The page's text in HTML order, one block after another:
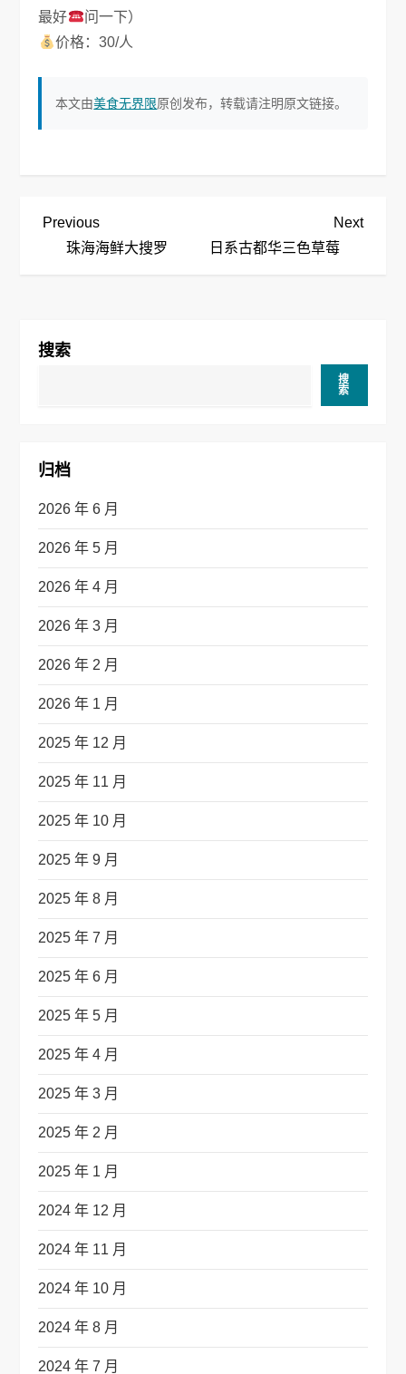
最好
问一下）
价格：30/人
本文由美食无界限原创发布，转载请注明原文链接。
文
航
Previous
Post
Previous
珠海海鲜大搜罗
Next
Next
日系古都华三色草莓
搜索
搜
索
归档
2026 年 6 月
2026 年 5 月
2026 年 4 月
2026 年 3 月
2026 年 2 月
2026 年 1 月
2025 年 12 月
2025 年 11 月
2025 年 10 月
2025 年 9 月
2025 年 8 月
2025 年 7 月
2025 年 6 月
2025 年 5 月
2025 年 4 月
2025 年 3 月
2025 年 2 月
2025 年 1 月
2024 年 12 月
2024 年 11 月
2024 年 10 月
2024 年 8 月
2024 年 7 月